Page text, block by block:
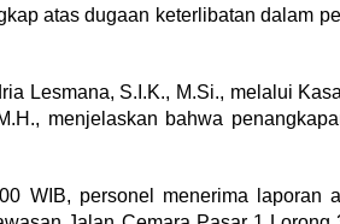
atas dugaan keterlibatan dalam
Lesmana, S.I.K., M.Si., melalui
menjelaskan bahwa
WIB, personel menerima laporan